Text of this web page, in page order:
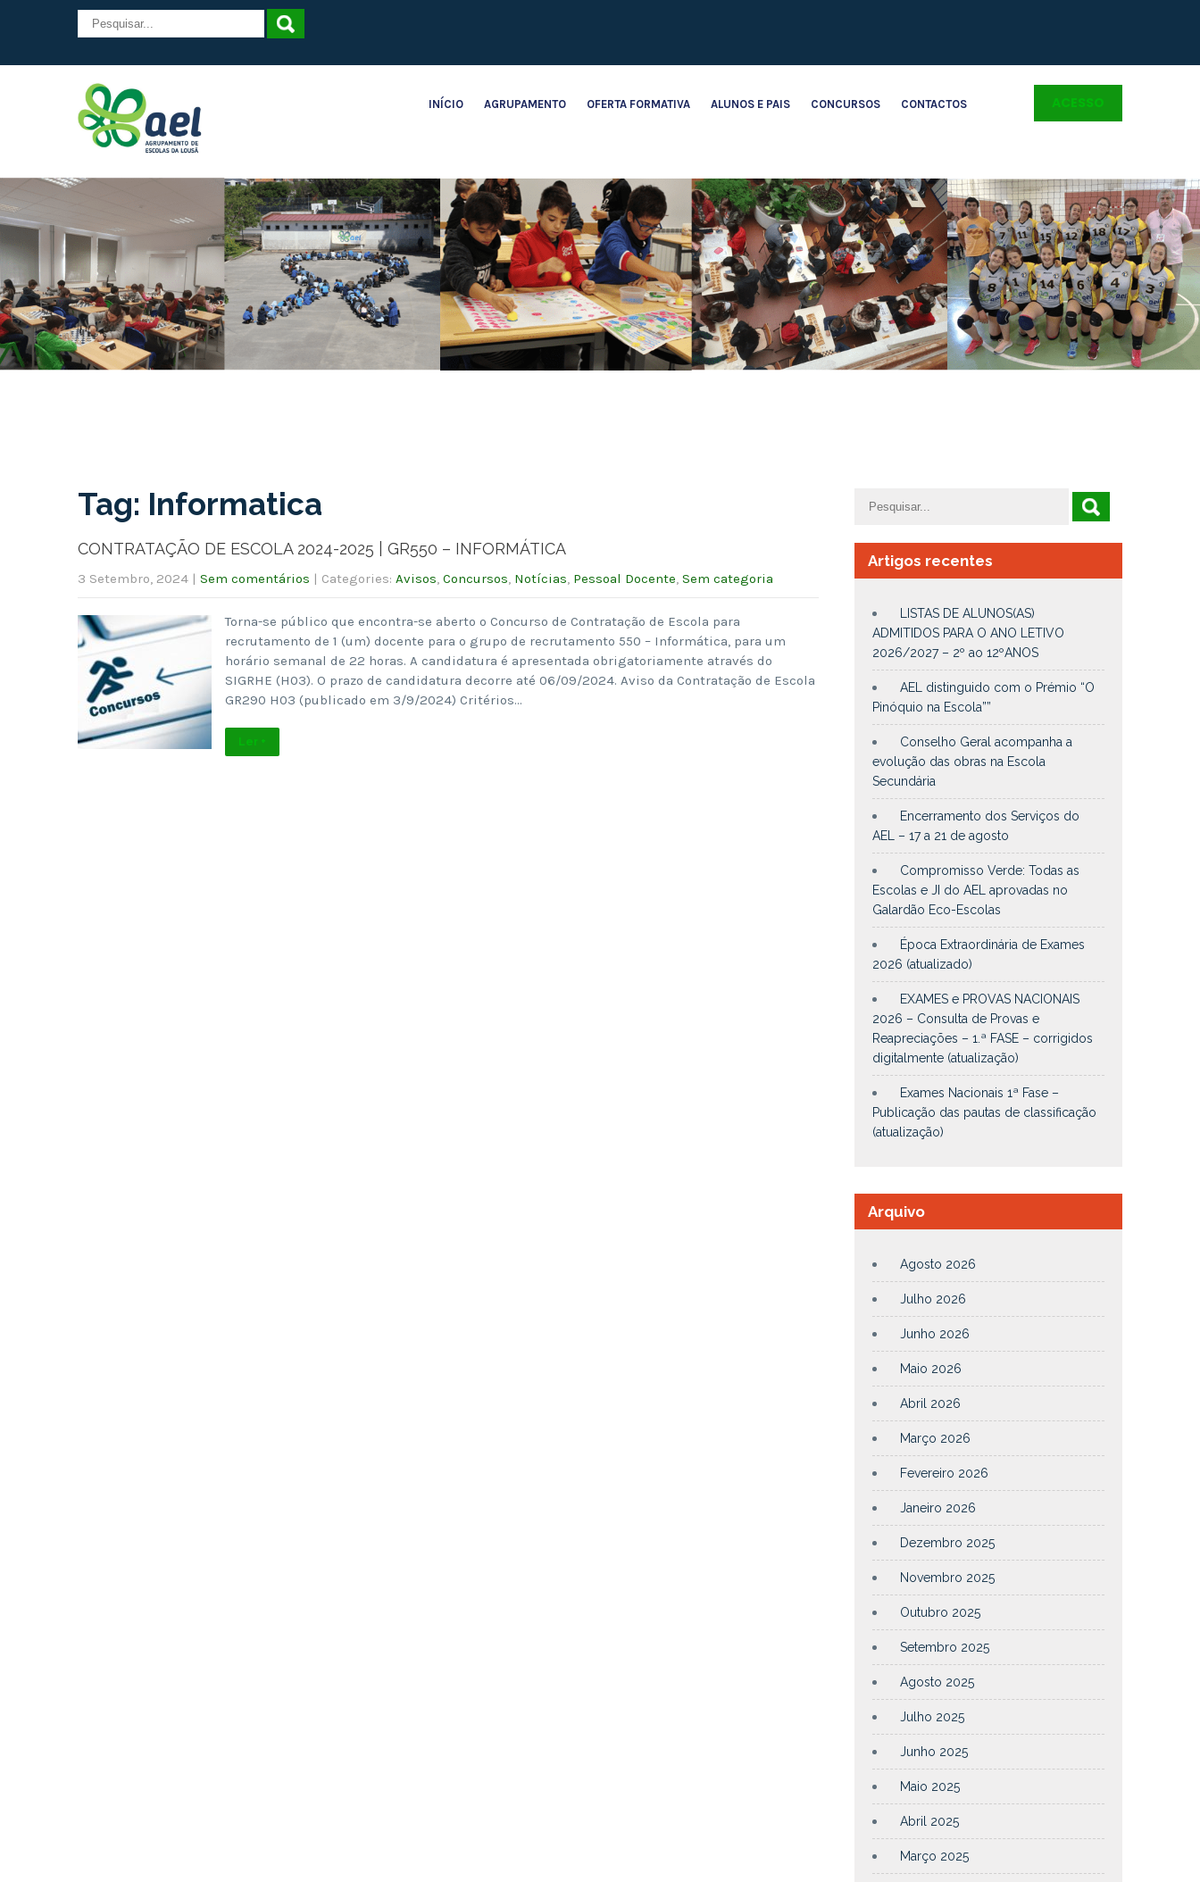
INÍCIO AGRUPAMENTO OFERTA FORMATIVA ALUNOS E PAIS CONCURSOS CONTACTOS ACESSO
Tag: Informatica
CONTRATAÇÃO DE ESCOLA 2024-2025 | GR550 – INFORMÁTICA
3 Setembro, 2024 | Sem comentários | Categories: Avisos, Concursos, Notícias, Pessoal Docente, Sem categoria
Torna-se público que encontra-se aberto o Concurso de Contratação de Escola para
recrutamento de 1 (um) docente para o grupo de recrutamento 550 – Informática, para um
horário semanal de 22 horas. A candidatura é apresentada obrigatoriamente através do
SIGRHE (H03). O prazo de candidatura decorre até 06/09/2024. Aviso da Contratação de Escola
GR290 H03 (publicado em 3/9/2024) Critérios…
Ler +
Artigos recentes
LISTAS DE ALUNOS(AS)
ADMITIDOS PARA O ANO LETIVO
2026/2027 – 2º ao 12ºANOS
AEL distinguido com o Prémio “O
Pinóquio na Escola””
Conselho Geral acompanha a
evolução das obras na Escola
Secundária
Encerramento dos Serviços do
AEL – 17 a 21 de agosto
Compromisso Verde: Todas as
Escolas e JI do AEL aprovadas no
Galardão Eco-Escolas
Época Extraordinária de Exames
2026 (atualizado)
EXAMES e PROVAS NACIONAIS
2026 – Consulta de Provas e
Reapreciações – 1.ª FASE – corrigidos
digitalmente (atualização)
Exames Nacionais 1ª Fase –
Publicação das pautas de classificação
(atualização)
Arquivo
Agosto 2026
Julho 2026
Junho 2026
Maio 2026
Abril 2026
Março 2026
Fevereiro 2026
Janeiro 2026
Dezembro 2025
Novembro 2025
Outubro 2025
Setembro 2025
Agosto 2025
Julho 2025
Junho 2025
Maio 2025
Abril 2025
Março 2025